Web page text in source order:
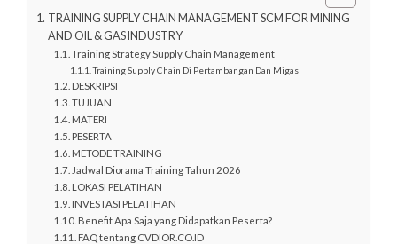
TRAINING SUPPLY CHAIN MANAGEMENT SCM FOR MINING
AND OIL & GAS INDUSTRY
Training Strategy Supply Chain Management
Training Supply Chain Di Pertambangan Dan Migas
DESKRIPSI
TUJUAN
MATERI
PESERTA
METODE TRAINING
Jadwal Diorama Training Tahun 2026
LOKASI PELATIHAN
INVESTASI PELATIHAN
Benefit Apa Saja yang Didapatkan Peserta?
FAQ tentang CVDIOR.CO.ID